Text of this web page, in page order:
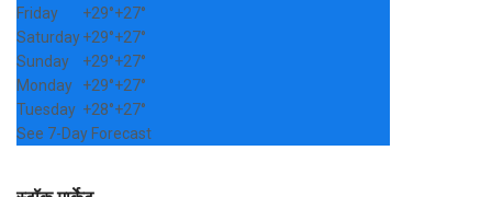
Friday
+29°+27°
Saturday+29°+27°
Sunday
+29°+27°
Monday
+29°+27°
Tuesday +28°+27°
See 7-Day Forecast